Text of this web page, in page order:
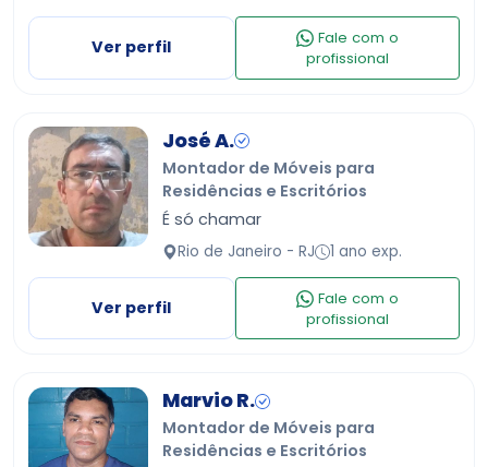
Ver perfil
Fale com o
profissional
José A.
Montador de Móveis para
Residências e Escritórios
É só chamar
Rio de Janeiro - RJ 1 ano exp.
Ver perfil
Fale com o
profissional
Marvio R.
Montador de Móveis para
Residências e Escritórios